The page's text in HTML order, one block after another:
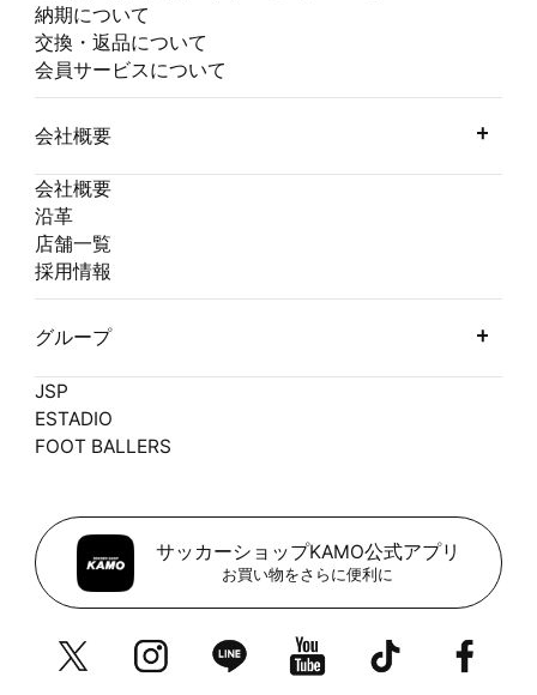
納期について
交換・返品について
会員サービスについて
会社概要
会社概要
沿革
店舗一覧
採用情報
グループ
JSP
ESTADIO
FOOT BALLERS
サッカーショップKAMO公式アプリ
お買い物をさらに便利に